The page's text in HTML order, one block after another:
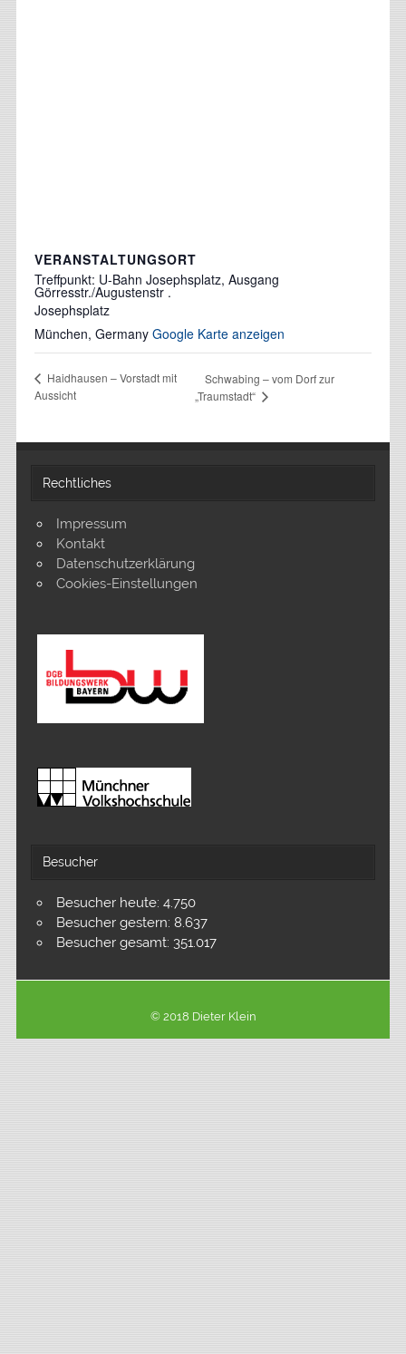
VERANSTALTUNGSORT
Treffpunkt: U-Bahn Josephsplatz, Ausgang
Görresstr./Augustenstr .
Josephsplatz
München, Germany Google Karte anzeigen
Haidhausen – Vorstadt mit
Aussicht
Schwabing – vom Dorf zur
„Traumstadt“
Rechtliches
Impressum
Kontakt
Datenschutzerklärung
Cookies-Einstellungen
Besucher
Besucher heute: 4.750
Besucher gestern: 8.637
Besucher gesamt: 351.017
© 2018 Dieter Klein